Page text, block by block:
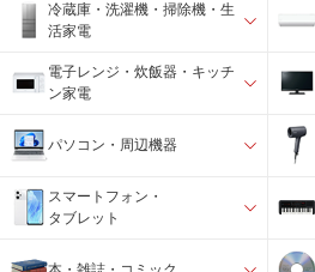
冷蔵庫・洗濯機・掃除機・生
活家電
電子レンジ・炊飯器・キッチ
ン家電
パソコン・周辺機器
スマートフォン・
タブレット